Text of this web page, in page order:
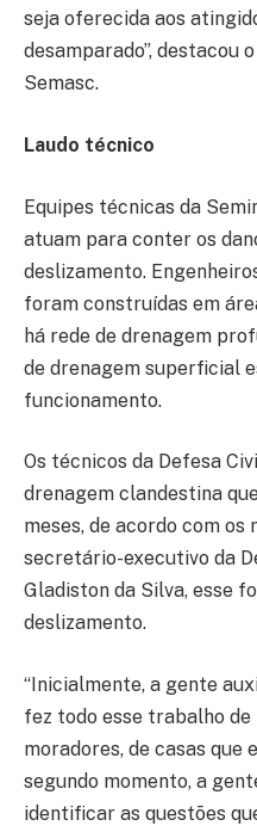
seja oferecida aos
desamparado”, destacou
Semasc.
Laudo técnico
Equipes técnicas da
atuam para conter os
deslizamento.
foram construídas em
há rede de drenagem
de drenagem superficial
funcionamento.
Os técnicos da Defesa
drenagem clandestina
meses, de acordo com os
secretário-executivo da
Gladiston da Silva, esse
deslizamento.
“Inicialmente, a gente
fez todo esse trabalho
moradores, de casas que
segundo momento, a
identificar as questões